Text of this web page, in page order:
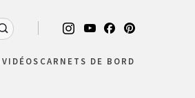
VIDÉOS CARNETS DE BORD